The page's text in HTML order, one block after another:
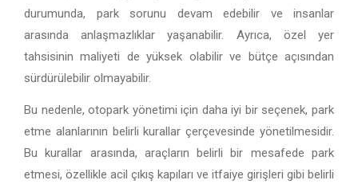
durumunda, park sorunu devam edebilir ve insanlar
arasında anlaşmazlıklar yaşanabilir. Ayrıca, özel yer
tahsisinin maliyeti de yüksek olabilir ve bütçe açısından
sürdürülebilir olmayabilir.
Bu nedenle, otopark yönetimi için daha iyi bir seçenek, park
etme alanlarının belirli kurallar çerçevesinde yönetilmesidir.
Bu kurallar arasında, araçların belirli bir mesafede park
etmesi, özellikle acil çıkış kapıları ve itfaiye girişleri gibi belirli